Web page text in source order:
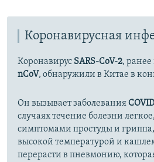
Коронавирусная
Коронавирус SARS-CoV-2,
nCoV, обнаружили в Китае в
Он вызывает заболевания
случаях течение болезни
симптомами простуды и гриппа,
высокой температурой и
перерасти в пневмонию,